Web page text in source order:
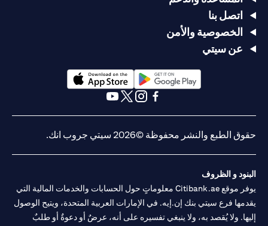
اتصل بنا
الخصوصية والأمن
عن سيتي
(opens in a new tab)
حقوق الطبع والنشر محفوظة ©2026 سيتي جروب انك.
البنود و الظروف
يوفر موقع Citibank.ae معلوماتٍ حول الحسابات والخدمات المالية التي
يقدمها فرع سيتي بنك إن.إيه. في الإمارات العربية المتحدة، ويتيح الوصول
إليها. ولا يُقصد به، ولا ينبغي تفسيره على أنه، عرضٌ أو دعوةٌ أو طلبٌ